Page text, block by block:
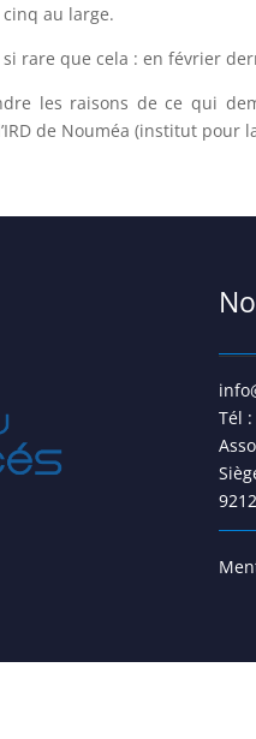
au large.
si rare que cela : en février
les raisons de ce qui
de Nouméa (institut pour
Tél